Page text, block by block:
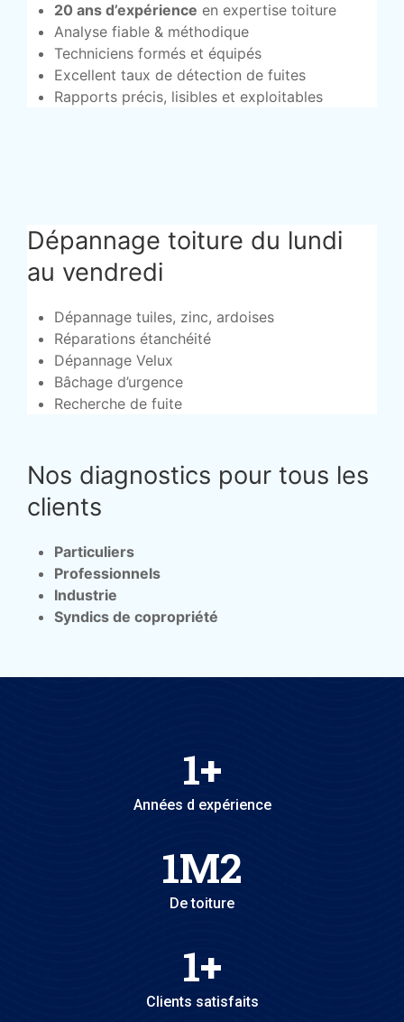
20 ans d’expérience en expertise toiture
Analyse fiable & méthodique
Techniciens formés et équipés
Excellent taux de détection de fuites
Rapports précis, lisibles et exploitables
Dépannage toiture du lundi
au vendredi
Dépannage tuiles, zinc, ardoises
Réparations étanchéité
Dépannage Velux
Bâchage d’urgence
Recherche de fuite
Nos diagnostics pour tous les
clients
Particuliers
Professionnels
Industrie
Syndics de copropriété
1+
Années d expérience
1M2
De toiture
1+
Clients satisfaits